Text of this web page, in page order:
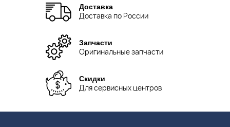
Доставка
Доставка по России
Запчасти
Оригинальные запчасти
Скидки
Для сервисных центров